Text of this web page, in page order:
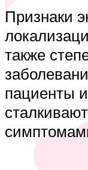
Признаки
также
пациенты